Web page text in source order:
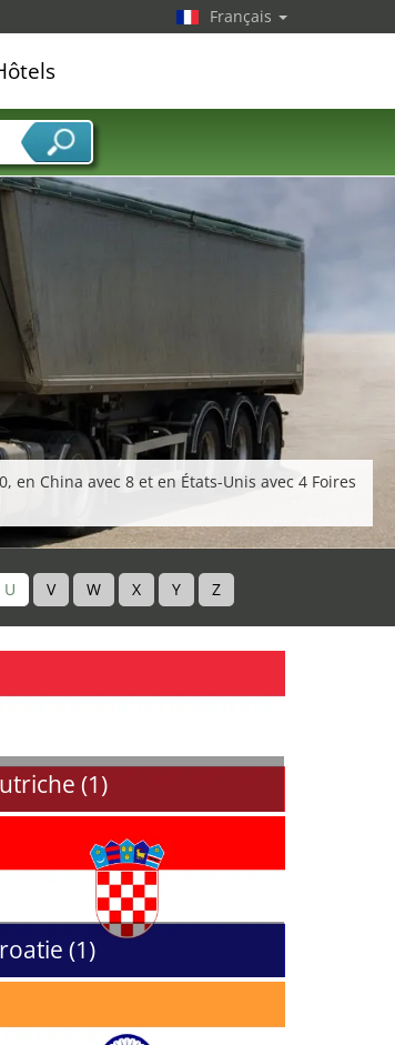
China avec 8 et en États-Unis avec 4 Foires
U V W X Y Z
(1)
(1)
Français